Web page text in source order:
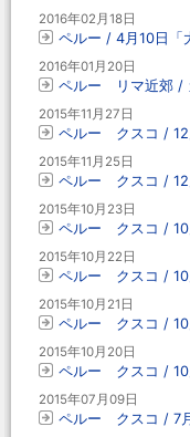
2016年02月18日
ペルー / 4月10日「
2016年01月20日
ペルー リマ近郊 /
2015年11月27日
ペルー クスコ / 12
2015年11月25日
ペルー クスコ / 12
2015年10月23日
ペルー クスコ / 10
2015年10月22日
ペルー クスコ / 10
2015年10月21日
ペルー クスコ / 10
2015年10月20日
ペルー クスコ / 10
2015年07月09日
ペルー クスコ / 7